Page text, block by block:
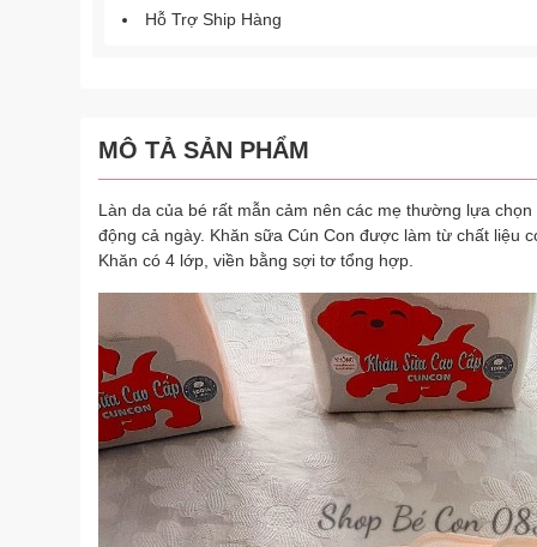
Hỗ Trợ Ship Hàng
MÔ TẢ SẢN PHẨM
Làn da của bé rất mẫn cảm nên các mẹ thường lựa
động cả ngày. Khăn sữa Cún Con được làm từ chất liệu
Khăn có 4 lớp, viền bằng sợi tơ tổng hợp.